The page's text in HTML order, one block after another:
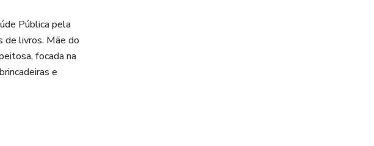
Pública pela
de livros. Mãe do
focada na
e